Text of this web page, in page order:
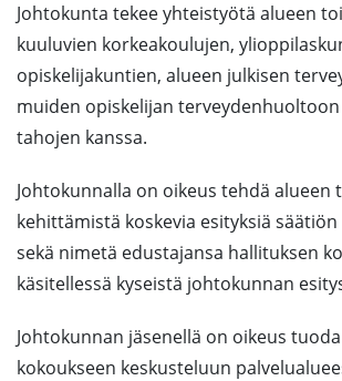
Johtokunta tekee yhteistyötä alueen
kuuluvien korkeakoulujen,
opiskelijakuntien, alueen julkisen
muiden opiskelijan
tahojen kanssa.
Johtokunnalla on oikeus tehdä alueen
kehittämistä koskevia esityksiä
sekä nimetä edustajansa hallituksen
käsitellessä kyseistä johtokunnan
Johtokunnan jäsenellä on oikeus
kokoukseen keskusteluun